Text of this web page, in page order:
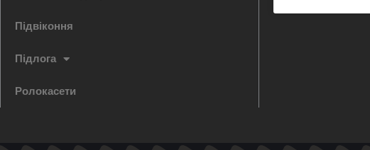
Підвіконня
Підлога
Ролокасети